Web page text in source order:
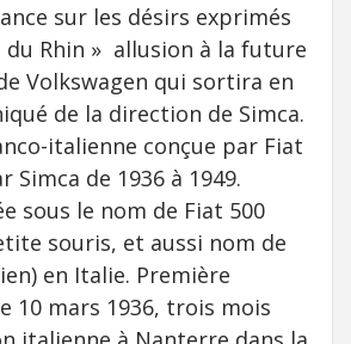
sur les désirs exprimés
du Rhin » allusion à la future
Volkswagen qui sortira en
de la direction de Simca.
italienne conçue par Fiat
de 1936 à 1949.
sous le nom de Fiat 500
souris, et aussi nom de
en Italie. Première
10 mars 1936, trois mois